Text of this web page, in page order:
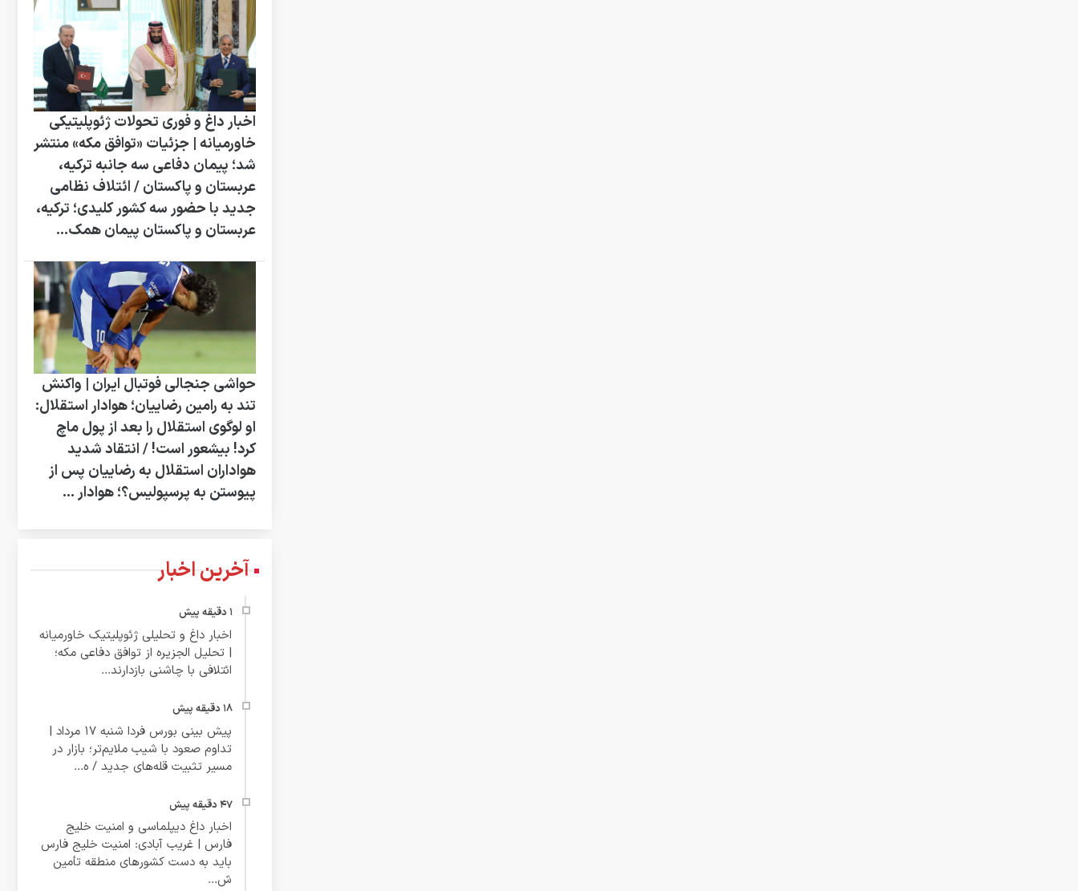
اخبار داغ و فوری تحولات ژئوپلیتیکی
خاورمیانه | جزئیات «توافق مکه» منتشر
شد؛ پیمان دفاعی سه‌ جانبه ترکیه،
عربستان و پاکستان / ائتلاف نظامی
جدید با حضور سه کشور کلیدی؛ ترکیه،
عربستان و پاکستان پیمان همک...
حواشی جنجالی فوتبال ایران | واکنش
تند به رامین رضاییان؛ هوادار استقلال:
او لوگوی استقلال را بعد از پول ماچ
کرد! بیشعور است! / انتقاد شدید
هواداران استقلال به رضاییان پس از
پیوستن به پرسپولیس؟؛ هوادار ...
آخرین اخبار
اخبار داغ و تحلیلی ژئوپلیتیک خاورمیانه
| تحلیل الجزیره از توافق دفاعی مکه؛
ائتلافی با چاشنی بازدارند...
پیش‌ بینی بورس فردا شنبه ۱۷ مرداد |
تداوم صعود با شیب ملایم‌تر؛ بازار در
مسیر تثبیت قله‌های جدید / ه...
اخبار داغ دیپلماسی و امنیت خلیج
فارس | غریب آبادی: امنیت خلیج فارس
باید به دست کشورهای منطقه تأمین
ش...